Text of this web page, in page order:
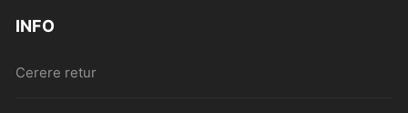
INFO
Cerere retur